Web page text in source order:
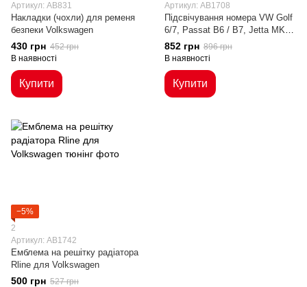
Артикул: AB831
Накладки (чохли) для ременя
безпеки Volkswagen
430 грн 452 грн
В наявності
Купити
Артикул: AB1708
Підсвічування номера VW Golf
6/7, Passat B6 / B7, Jetta MK6,
Sharan, Touran, Touareg
852 грн 896 грн
В наявності
Купити
−5%
2
Артикул: AB1742
Емблема на решітку радіатора
Rline для Volkswagen
500 грн 527 грн